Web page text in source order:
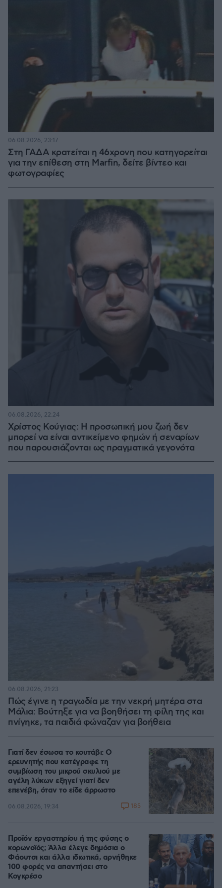
Στη ΓΑΔΑ κρατείται η 46χρονη που κατηγορείται
για την επίθεση στη Marfin, δείτε βίντεο και
φωτογραφίες
06.08.2026, 23:17
Χρίστος Κούγιας: Η προσωπική μου ζωή δεν
μπορεί να είναι αντικείμενο φημών ή σεναρίων
που παρουσιάζονται ως πραγματικά γεγονότα
06.08.2026, 22:24
Πώς έγινε η τραγωδία με την νεκρή μητέρα στα
Μάλια: Βούτηξε για να βοηθήσει τη φίλη της και
πνίγηκε, τα παιδιά φώναζαν για βοήθεια
06.08.2026, 21:23
Γιατί δεν έσωσα το κουτάβι: Ο
ερευνητής που κατέγραφε τη
συμβίωση του μικρού σκυλιού με
αγέλη λύκων εξηγεί γιατί δεν
επενέβη, όταν το είδε άρρωστο
06.08.2026, 19:34 185
Προϊόν εργαστηρίου ή της φύσης ο
κορωνοϊός; Άλλα έλεγε δημόσια ο
Φάουτσι και άλλα ιδιωτικά, αρνήθηκε
100 φορές να απαντήσει στο
Κογκρέσο